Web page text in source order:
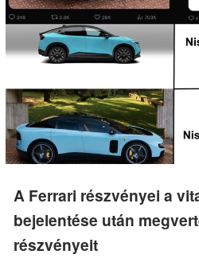
A Ferrari részvényei a
bejelentése után
részvényeit